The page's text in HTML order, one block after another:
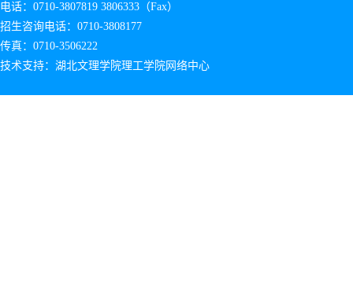
电话：0710-3807819 3806333（Fax）
招生咨询电话：0710-3808177
传真：0710-3506222
技术支持：湖北文理学院理工学院网络中心